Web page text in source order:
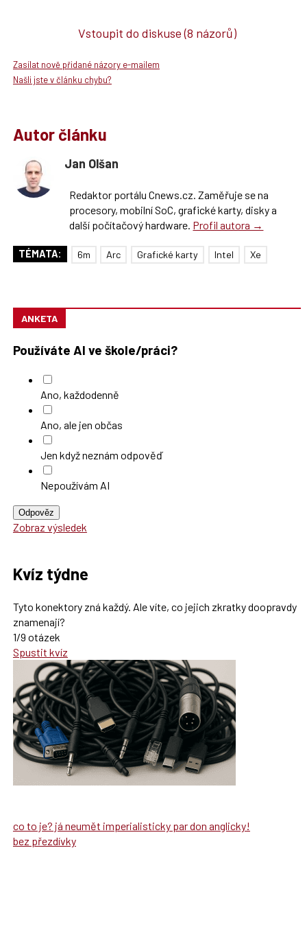
Vstoupit do diskuse(8 názorů)
Zasílat nově přidané názory e-mailem
Našli jste v článku chybu?
Autor článku
Jan Olšan
Redaktor portálu Cnews.cz. Zaměřuje se na
procesory, mobilní SoC, grafické karty, disky a
další počítačový hardware. Profil autora →
TÉMATA: 6m Arc Grafické karty Intel Xe
ANKETA
Používáte AI ve škole/práci?
Ano, každodenně
Ano, ale jen občas
Jen když neznám odpověď
Nepoužívám AI
Odpověz
Zobraz výsledek
Kvíz týdne
Tyto konektory zná každý. Ale víte, co jejich zkratky doopravdy
znamenají?
1/9 otázek
Spustit kvíz
co to je? já neumět imperialisticky par don anglicky!
bez přezdívky